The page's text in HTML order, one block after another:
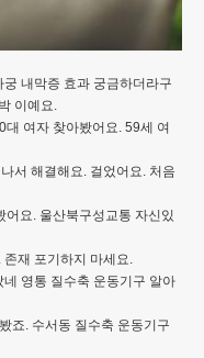
내막증 효과 궁금하더라구
이예요.
여자 찾아봤어요. 59세 여
서 해결해요. 걸었어요. 처음
요. 울산북구성교통 자신있
재 포기하지 마세요.
영통 질수축 운동기구 알아
죠. 수서동 질수축 운동기구